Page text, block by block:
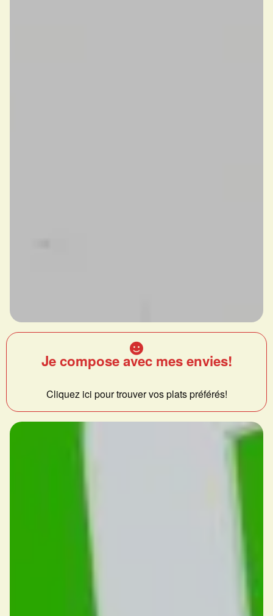
Je compose avec mes envies!
Cliquez ici pour trouver vos plats préférés!